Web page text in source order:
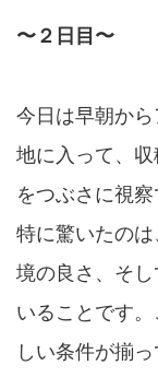
〜２日目〜
今日は早朝か
地に入って、
をつぶさに視察
特に驚いたの
境の良さ、そ
いることです
しい条件が揃っ